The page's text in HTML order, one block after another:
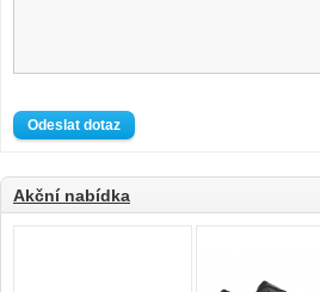
Akční nabídka